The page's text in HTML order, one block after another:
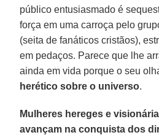
público entusiasmado é
força em uma carroça pelo
(seita de fanáticos cristãos),
em pedaços. Parece que lhe
ainda em vida porque o seu
herético sobre o universo.
Mulheres hereges e
avançam na conquista dos